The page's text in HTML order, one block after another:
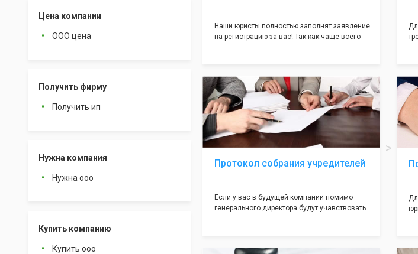
Цена компании
ООО цена
Получить фирму
Получить ип
Нужна компания
Нужна ооо
Купить компанию
Купить ооо
Наши юристы полностью заполнят заявление
на регистрацию за вас! Так как чаще всего
большая часть отказов - наши юристы с
многолетним опытом работы возьмут всё
оформление самого сложного документа на
себя! Многолетний опыт работы наших
юристов позволяет оформлять заявление без
ошибок, тем самым гарантируя вам
успешную регистрацию в налоговой
Протокол собрания учредителей
Если у вас в будущей компании помимо
генерального директора будут учавствовать
документ вызывает множество трудностей